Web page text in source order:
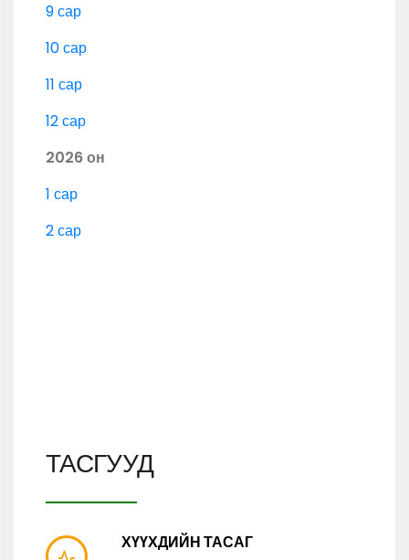
9 сар
10 сар
11 сар
12 сар
2026 он
1 сар
2 сар
ТАСГУУД
ХҮҮХДИЙН ТАСАГ